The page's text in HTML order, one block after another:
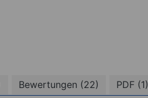
Bewertungen (22) PDF (1)